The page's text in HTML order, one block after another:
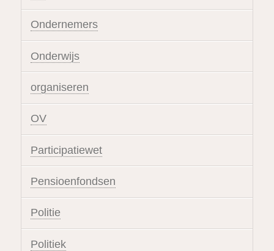
Ondernemers
Onderwijs
organiseren
OV
Participatiewet
Pensioenfondsen
Politie
Politiek